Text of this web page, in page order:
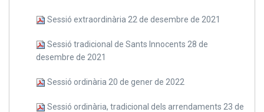
Sessió extraordinària 22 de desembre de 2021
Sessió tradicional de Sants Innocents 28 de
desembre de 2021
Sessió ordinària 20 de gener de 2022
Sessió ordinària, tradicional dels arrendaments 23 de